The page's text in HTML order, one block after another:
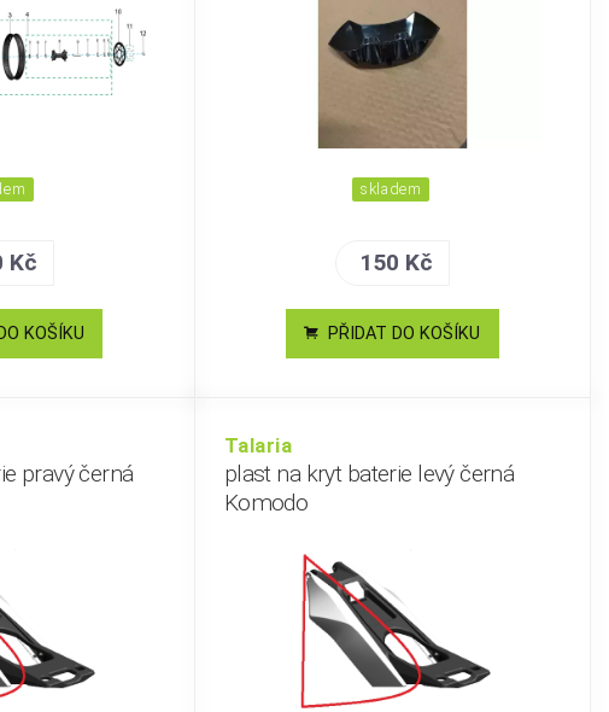
Kč
KOŠÍKU
skladem
150 Kč
PŘIDAT DO KOŠÍKU
pravý černá
Talaria
plast na kryt baterie levý černá
Komodo